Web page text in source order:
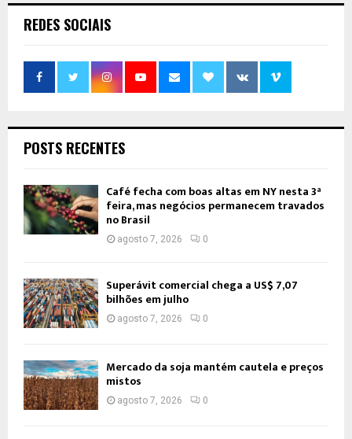
REDES SOCIAIS
POSTS RECENTES
Café fecha com boas altas em NY nesta 3ª
feira, mas negócios permanecem travados
no Brasil
agosto 7, 2026 0
Superávit comercial chega a US$ 7,07
bilhões em julho
agosto 7, 2026 0
Mercado da soja mantém cautela e preços
mistos
agosto 7, 2026 0